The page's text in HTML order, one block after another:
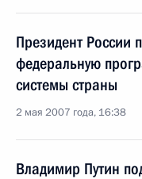
Президент России
федеральную
системы страны
2 мая 2007 года, 16:38
Владимир Путин